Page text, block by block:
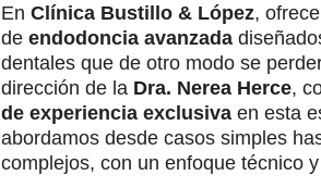
En Clínica Bustillo & López,
de endodoncia avanzada
dentales que de otro modo se
dirección de la Dra. Nerea Herce,
de experiencia exclusivaen esta
abordamos desde casos simples
complejos, con un enfoque técnico